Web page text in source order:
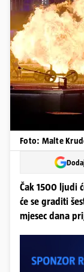
Foto: Malte
Čak 1500 ljudi
će se graditi
mjesec dana